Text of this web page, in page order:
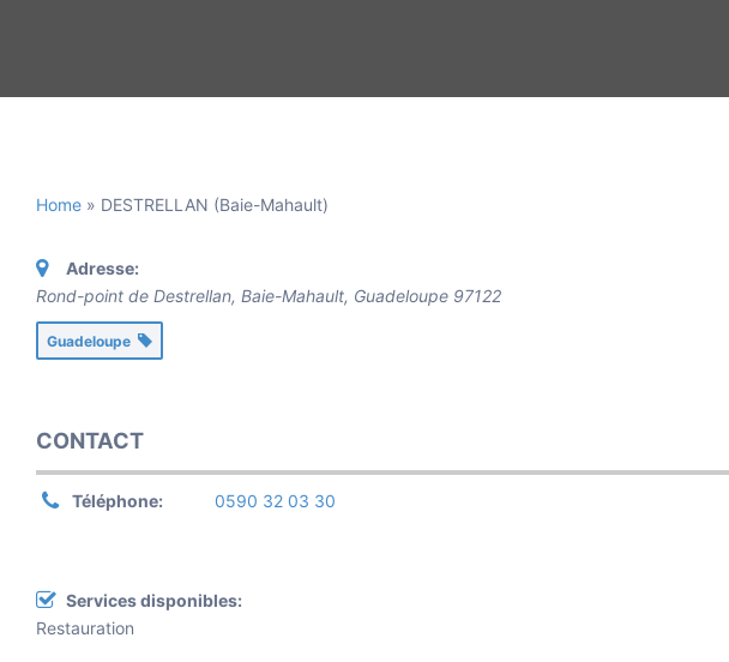
Home » DESTRELLAN (Baie-Mahault)
Adresse:
Rond-point de Destrellan, Baie-Mahault, Guadeloupe 97122
Guadeloupe
CONTACT
Téléphone: 0590 32 03 30
Services disponibles:
Restauration